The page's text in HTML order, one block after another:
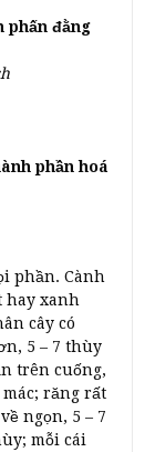
phấn đằng
phần hoá
phần. Cành
hay xanh
cây có
5 – 7 thùy
trên cuống,
răng rất
ngọn, 5 – 7
mỗi cái